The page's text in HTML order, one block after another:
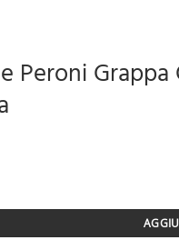
Peroni
Grappa